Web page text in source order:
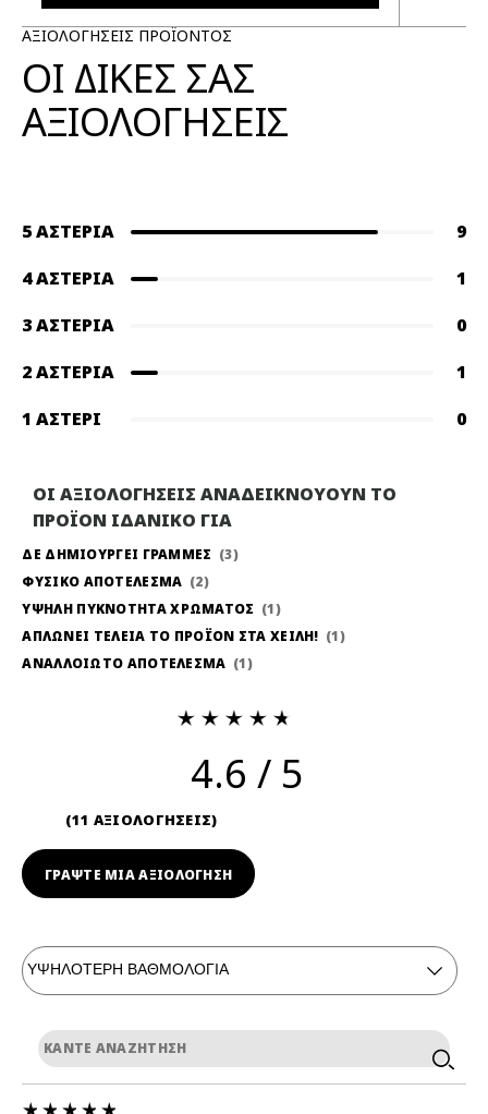
ΑΞΙΟΛΟΓΗΣΕΙΣ ΠΡΟΪΟΝΤΟΣ
ΟΙ ΔΙΚΕΣ ΣΑΣ
ΑΞΙΟΛΟΓΗΣΕΙΣ
5 ΑΣΤΈΡΙΑ
9
4 ΑΣΤΈΡΙΑ
1
3 ΑΣΤΈΡΙΑ
0
2 ΑΣΤΈΡΙΑ
1
1 ΑΣΤΈΡΙ
0
ΟΙ ΑΞΙΟΛΟΓΗΣΕΙΣ ΑΝΑΔΕΙΚΝΟΥΟΥΝ ΤΟ
ΠΡΟΪΟΝ ΙΔΑΝΙΚΟ ΓΙΑ
ΔΕ ΔΗΜΙΟΥΡΓΕΙ ΓΡΑΜΜΕΣ
3
ΦΥΣΙΚΟ ΑΠΟΤΕΛΕΣΜΑ
2
ΥΨΗΛΗ ΠΥΚΝΟΤΗΤΑ ΧΡΩΜΑΤΟΣ
1
ΑΠΛΏΝΕΙ ΤΈΛΕΙΑ ΤΟ ΠΡΟΪΌΝ ΣΤΑ ΧΕΊΛΗ!
1
ΑΝΑΛΛΟΊΩΤΟ ΑΠΟΤΕΛΕΣΜΑ
1
4.6
11 ΑΞΙΟΛΟΓΗΣΕΙΣ
ΓΡΆΨΤΕ ΜΙΑ ΑΞΙΟΛΟΓΗΣΗ